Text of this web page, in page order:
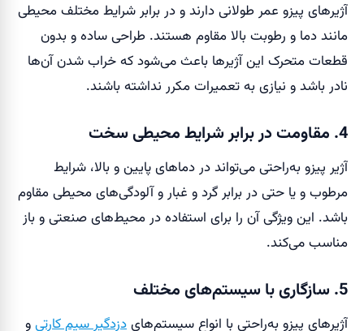
آژیرهای پیزو عمر طولانی دارند و در برابر شرایط مختلف محیطی
مانند دما و رطوبت بالا مقاوم هستند. طراحی ساده و بدون
قطعات متحرک این آژیرها باعث می‌شود که خراب شدن آن‌ها
نادر باشد و نیازی به تعمیرات مکرر نداشته باشند.
4. مقاومت در برابر شرایط محیطی سخت
آژیر پیزو به‌راحتی می‌تواند در دماهای پایین و بالا، شرایط
مرطوب و یا حتی در برابر گرد و غبار و آلودگی‌های محیطی مقاوم
باشد. این ویژگی آن را برای استفاده در محیط‌های صنعتی و باز
مناسب می‌کند.
5. سازگاری با سیستم‌های مختلف
آژیرهای پیزو به‌راحتی با انواع سیستم‌هایدزدگیر سیم کارتیو